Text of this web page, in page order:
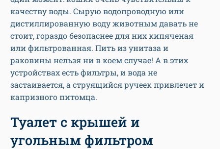
качеству воды. Сырую водопроводную или
дистиллированную воду животным давать не
стоит, гораздо безопаснее для них кипяченая
или фильтрованная. Пить из унитаза и
раковины нельзя ни в коем случае! А в этих
устройствах есть фильтры, и вода не
застаивается, а струящийся ручеек привлечет и
капризного питомца.
Туалет с крышей и
угольным фильтром